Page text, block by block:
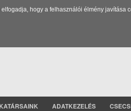
hogy a felhasználói élmény javítása
ADATKEZELÉS